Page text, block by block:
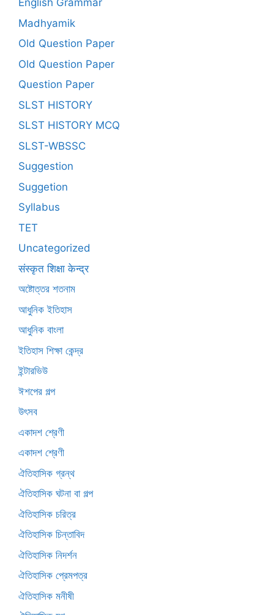
English Grammar
Madhyamik
Old Question Paper
Old Question Paper
Question Paper
SLST HISTORY
SLST HISTORY MCQ
SLST-WBSSC
Suggestion
Suggetion
Syllabus
TET
Uncategorized
संस्कृत शिक्षा केन्द्र
অষ্টোত্তর শতনাম
আধুনিক ইতিহাস
আধুনিক বাংলা
ইতিহাস শিক্ষা কেন্দ্র
ইন্টারভিউ
ঈশপের গল্প
উৎসব
একাদশ শ্রেণী
একাদশ শ্রেণী
ঐতিহাসিক গ্রন্থ
ঐতিহাসিক ঘটনা বা গল্প
ঐতিহাসিক চরিত্র
ঐতিহাসিক চিন্তাবিদ
ঐতিহাসিক নিদর্শন
ঐতিহাসিক প্রেমপত্র
ঐতিহাসিক মনীষী